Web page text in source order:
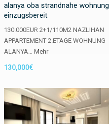
alanya oba strandnahe wohnung
einzugsbereit
130.000EUR 2+1/110M2 NAZLIHAN
APPARTEMENT 2.ETAGE WOHNUNG
ALANYA… Mehr
130,000€